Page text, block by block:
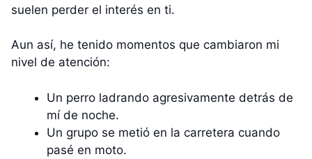
suelen perder el interés en ti.
Aun así, he tenido momentos que cambiaron mi
nivel de atención:
Un perro ladrando agresivamente detrás de
mí de noche.
Un grupo se metió en la carretera cuando
pasé en moto.